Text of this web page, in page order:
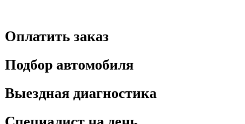
Оплатить заказ
Подбор автомобиля
Выездная диагностика